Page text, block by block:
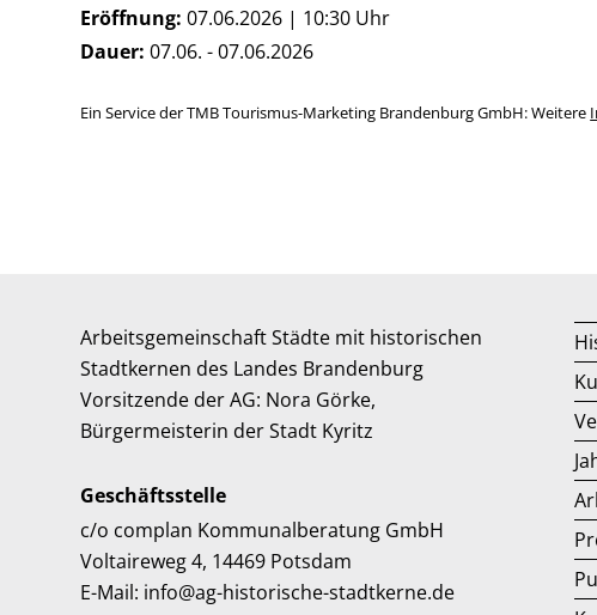
Eröffnung: 07.06.2026 | 10:30 Uhr
Dauer: 07.06. - 07.06.2026
Ein Service der TMB Tourismus-Marketing Brandenburg GmbH: Weitere
Arbeitsgemeinschaft Städte mit historischen
Stadtkernen des Landes Brandenburg
Vorsitzende der AG: Nora Görke,
Bürgermeisterin der Stadt Kyritz
Geschäftsstelle
c/o complan Kommunalberatung GmbH
Voltaireweg 4, 14469 Potsdam
E-Mail: info@ag-historische-stadtkerne.de